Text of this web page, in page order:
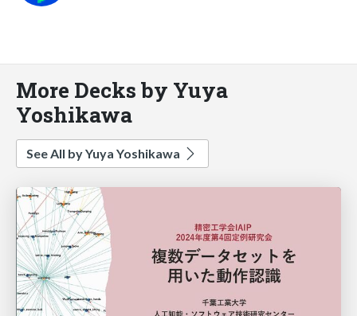
More Decks by Yuya
Yoshikawa
See All by Yuya Yoshikawa